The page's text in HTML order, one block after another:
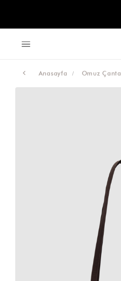
Anasayfa Omuz Çanta